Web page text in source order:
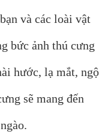
và các loài vật
bức ảnh thú cưng
hước, lạ mắt, ngộ
sẽ mang đến